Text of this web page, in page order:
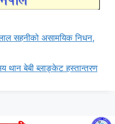
सहनीको असामयिक निधन,
थान बेबी ब्लाङ्केट हस्तान्तरण